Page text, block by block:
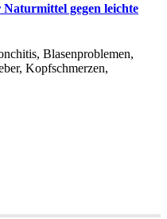
gegen leichte
Blasenproblemen,
Kopfschmerzen,